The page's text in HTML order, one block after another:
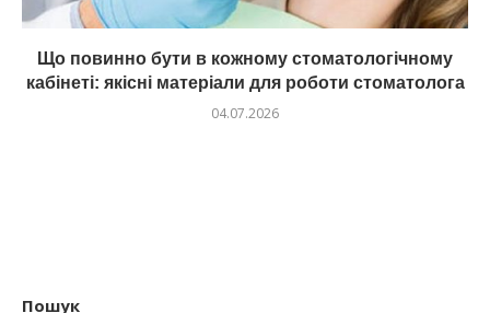
Що повинно бути в кожному стоматологічному
кабінеті: якісні матеріали для роботи стоматолога
04.07.2026
Пошук